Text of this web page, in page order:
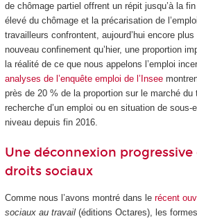
de chômage partiel offrent un répit jusqu’à la
élevé du chômage et la précarisation de
travailleurs confrontent, aujourd’hui encore plus
nouveau confinement qu’hier, une proportion
la réalité de ce que nous appelons l’emploi
analyses de l’enquête emploi de l’Insee
près de 20 % de la proportion sur le marché
recherche d’un emploi ou en situation de
niveau depuis fin 2016.
Une déconnexion
droits sociaux
Comme nous l’avons montré dans le récent
sociaux au travail(éditions Octares), les